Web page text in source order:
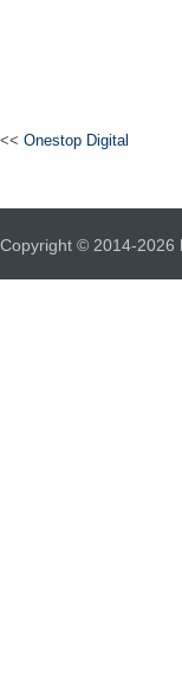
<< Onestop Digital
Copyright © 2014-2026